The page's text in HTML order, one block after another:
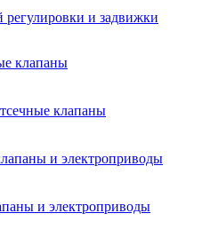
и задвижки
клапаны
клапаны
и электроприводы
и электроприводы